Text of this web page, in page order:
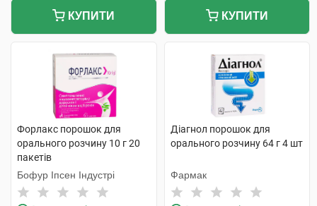
КУПИТИ КУПИТИ
Форлакс порошок для
орального розчину 10 г 20
пакетів
Бофур Іпсен Індустрі
Діагнол порошок для
орального розчину 64 г 4 шт
Фармак